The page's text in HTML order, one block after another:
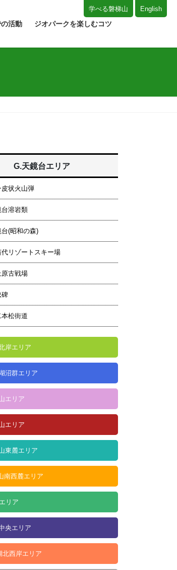
活動 ジオパークを楽しむコツ
学べる磐梯山 English
G.天鏡台エリア
状火山弾
溶岩類
(昭和の森)
リゾートスキー場
古戦場
碑
松街道
岸エリア
沼群エリア
エリア
エリア
東麓エリア
南西麓エリア
リア
央エリア
北西岸エリア